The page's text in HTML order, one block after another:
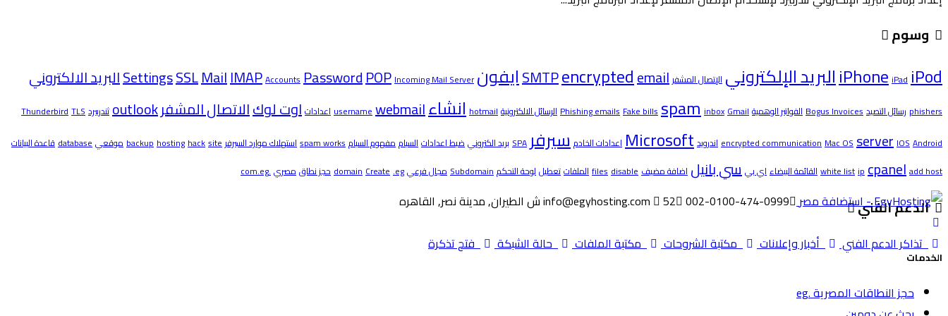
وسوم
iPhoneiPadiPod البريد الإلكتروني الإتصال المشفر SMTPencryptedemail ايفون SettingsSSLMailIMAPAccountsPasswordPOPIncoming Mail Server البريد الالكتروني
phishers رسائل التصيدBogus Invoicesالفواتير الوهمية Phishing emailsFake billsspaminboxGmail الرسائل الالكترونيةhotmailانشاء usernamewebmail اعداداتاوت لوكالاتصال المشفرoutlookثندربيرد ThunderbirdTLS
encrypted communicationMac OSserverIOSAndroid اندرويدMicrosoftاعدادات الخادمسيرفرSPA بريد الكترونيضبط اعداداتالسباممفهوم السبامspam worksاستهلاك موارد السيرفر backuphostinghacksite موقعيdatabaseقاعدة البيانات
white listipcpaneladd host القائمة البيضاءاي بيسي بانيل اضافة مضيف filesdisable الملفاتتعطيللوحة التحكمSubdomainمجال فرعي domainCreate.eg حجز نطاقمصري.com.eg
الدعم الفني
تذاكر الدعم الفني أخبار وإعلانات مكتبة الشروحات مكتبة الملفات حالة الشبكة فتح تذكرة
002-0100-474-0999
info@egyhosting.com 52 ش الطيران, مدينة نصر, القاهره
الخدمات
حجز النطاقات المصرية .eg